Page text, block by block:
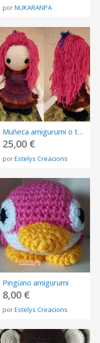
porNUKARANPA
Muñeca amigurumi o trapillo
25,00 €
porEstelys Creacions
Pingüino amigurumi
8,00 €
porEstelys Creacions